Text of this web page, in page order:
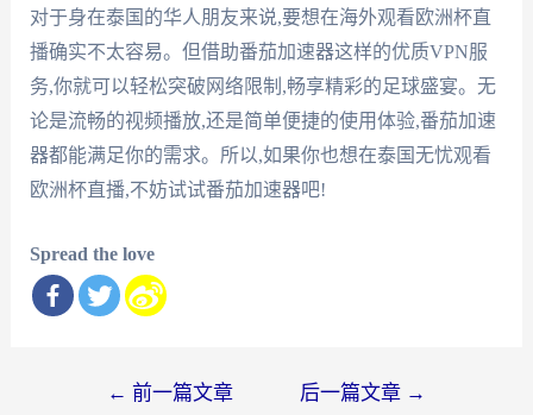
对于身在泰国的华人朋友来说,要想在海外观看欧洲杯直
播确实不太容易。但借助番茄加速器这样的优质VPN服
务,你就可以轻松突破网络限制,畅享精彩的足球盛宴。无
论是流畅的视频播放,还是简单便捷的使用体验,番茄加速
器都能满足你的需求。所以,如果你也想在泰国无忧观看
欧洲杯直播,不妨试试番茄加速器吧!
Spread the love
← 前一篇文章 后一篇文章 →